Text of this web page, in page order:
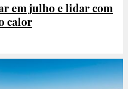
em julho e lidar com
calor